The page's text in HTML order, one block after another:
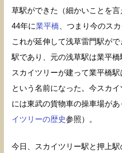
草駅ができた（細かいことを
44年に業平橋 、つまり今のス
これが延伸して浅草雷門駅が
駅であり、元の浅草駅は業平
スカイツリーが建って業平橋
という名前になった。今スカ
には東武の貨物車の操車場があ
イツリーの歴史参照）。
今日、スカイツリー駅と押上